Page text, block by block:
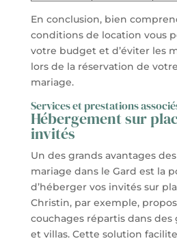
En conclusion, bien
conditions de location vous
votre budget et d’éviter les
lors de la réservation de
mariage.
Services et prestations
Hébergement sur
invités
Un des grands avantages
mariage dans le Gard est la
d’héberger vos invités sur
Christin, par exemple,
couchages répartis dans
et villas. Cette solution